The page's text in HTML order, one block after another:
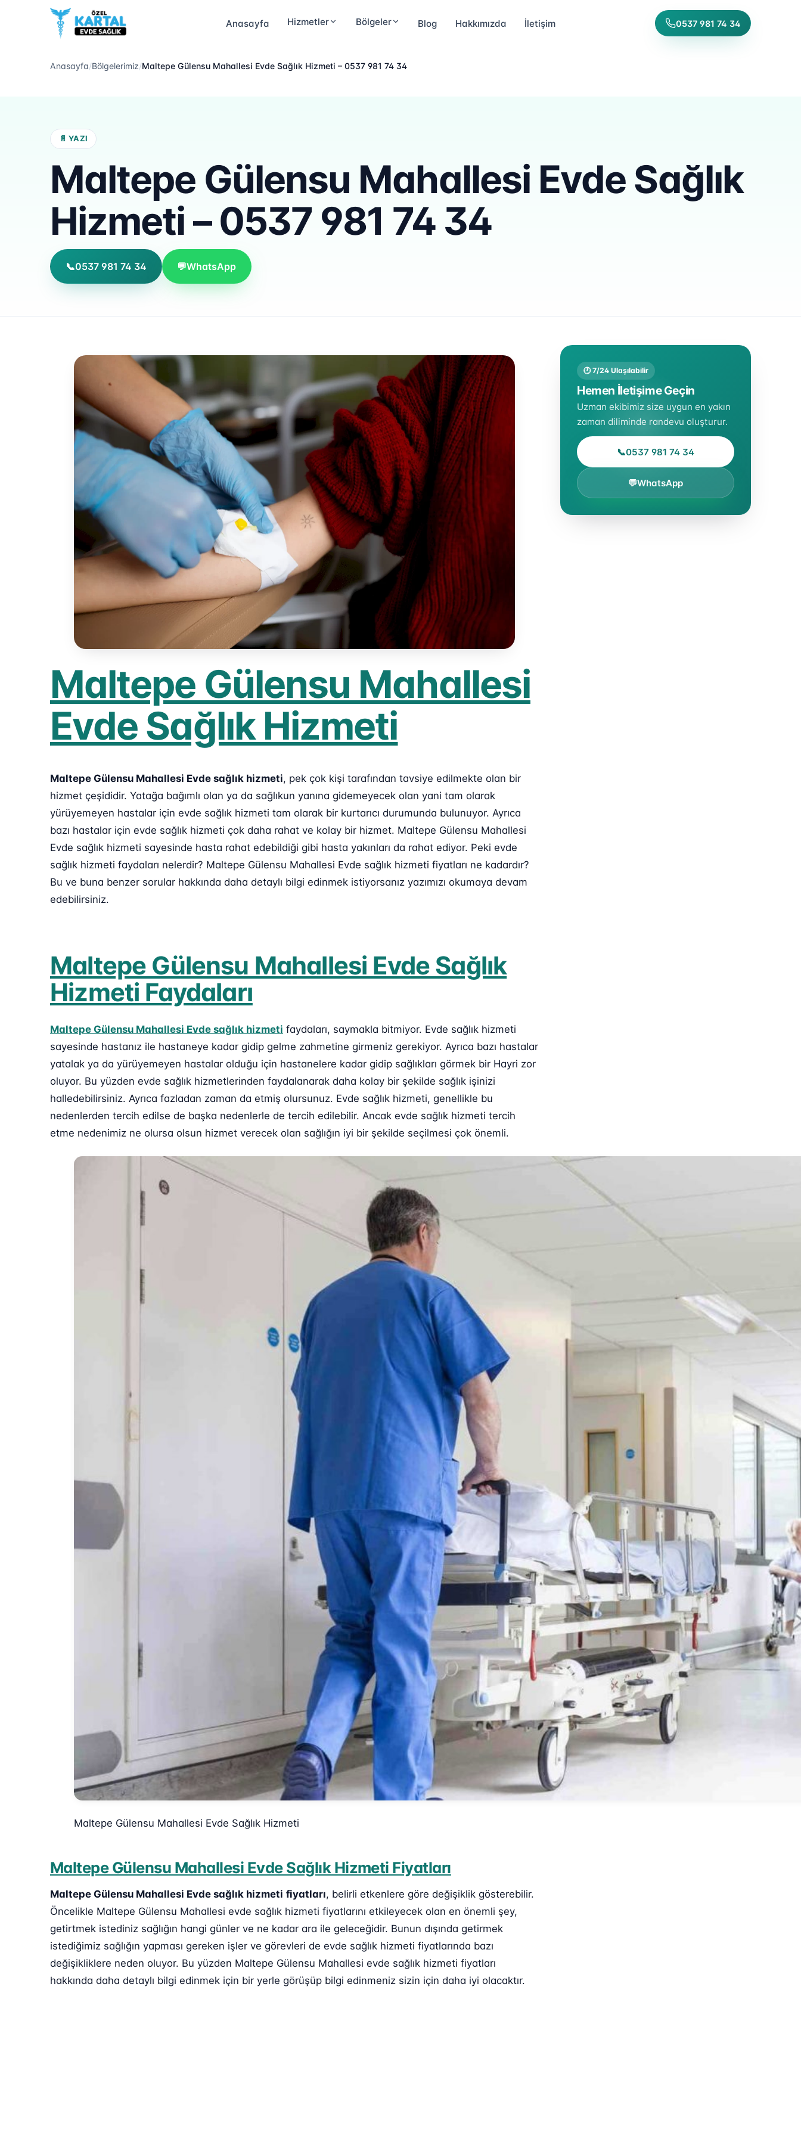
Anasayfa Hizmetler Bölgeler Blog Hakkımızda İletişim 0537 981 74 34
Anasayfa/Bölgelerimiz/Maltepe Gülensu Mahallesi Evde Sağlık Hizmeti – 0537 981 74 34
📄 YAZI
Maltepe Gülensu Mahallesi Evde Sağlık
Hizmeti – 0537 981 74 34
📞0537 981 74 34 💬WhatsApp
Maltepe Gülensu Mahallesi
Evde Sağlık Hizmeti
Maltepe Gülensu Mahallesi Evde sağlık hizmeti, pek çok kişi tarafından tavsiye edilmekte olan bir
hizmet çeşididir. Yatağa bağımlı olan ya da sağlıkun yanına gidemeyecek olan yani tam olarak
yürüyemeyen hastalar için evde sağlık hizmeti tam olarak bir kurtarıcı durumunda bulunuyor. Ayrıca
bazı hastalar için evde sağlık hizmeti çok daha rahat ve kolay bir hizmet. Maltepe Gülensu Mahallesi
Evde sağlık hizmeti sayesinde hasta rahat edebildiği gibi hasta yakınları da rahat ediyor. Peki evde
sağlık hizmeti faydaları nelerdir? Maltepe Gülensu Mahallesi Evde sağlık hizmeti fiyatları ne kadardır?
Bu ve buna benzer sorular hakkında daha detaylı bilgi edinmek istiyorsanız yazımızı okumaya devam
edebilirsiniz.
Maltepe Gülensu Mahallesi Evde Sağlık
Hizmeti Faydaları
Maltepe Gülensu Mahallesi Evde sağlık hizmeti faydaları, saymakla bitmiyor. Evde sağlık hizmeti
sayesinde hastanız ile hastaneye kadar gidip gelme zahmetine girmeniz gerekiyor. Ayrıca bazı hastalar
yatalak ya da yürüyemeyen hastalar olduğu için hastanelere kadar gidip sağlıkları görmek bir Hayri zor
oluyor. Bu yüzden evde sağlık hizmetlerinden faydalanarak daha kolay bir şekilde sağlık işinizi
halledebilirsiniz. Ayrıca fazladan zaman da etmiş olursunuz. Evde sağlık hizmeti, genellikle bu
nedenlerden tercih edilse de başka nedenlerle de tercih edilebilir. Ancak evde sağlık hizmeti tercih
etme nedenimiz ne olursa olsun hizmet verecek olan sağlığın iyi bir şekilde seçilmesi çok önemli.
Maltepe Gülensu Mahallesi Evde Sağlık Hizmeti
Maltepe Gülensu Mahallesi Evde Sağlık Hizmeti Fiyatları
Maltepe Gülensu Mahallesi Evde sağlık hizmeti fiyatları, belirli etkenlere göre değişiklik gösterebilir.
Öncelikle Maltepe Gülensu Mahallesi evde sağlık hizmeti fiyatlarını etkileyecek olan en önemli şey,
getirtmek istediniz sağlığın hangi günler ve ne kadar ara ile geleceğidir. Bunun dışında getirmek
istediğimiz sağlığın yapması gereken işler ve görevleri de evde sağlık hizmeti fiyatlarında bazı
değişikliklere neden oluyor. Bu yüzden Maltepe Gülensu Mahallesi evde sağlık hizmeti fiyatları
hakkında daha detaylı bilgi edinmek için bir yerle görüşüp bilgi edinmeniz sizin için daha iyi olacaktır.
🕐 7/24 Ulaşılabilir
Hemen İletişime Geçin
Uzman ekibimiz size uygun en yakın
zaman diliminde randevu oluşturur.
📞0537 981 74 34
💬WhatsApp